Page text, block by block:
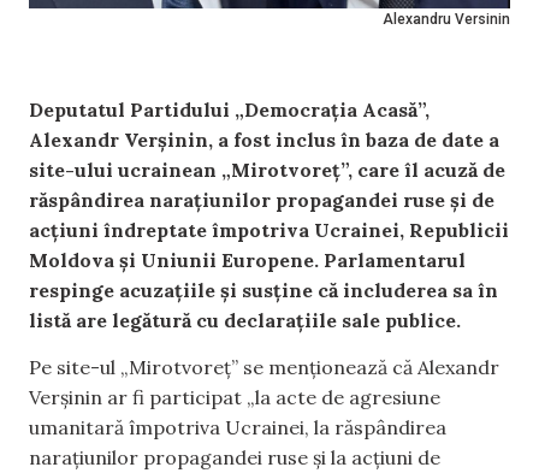
Alexandru Versinin
Deputatul Partidului „Democrația Acasă”,
Alexandr Verșinin, a fost inclus în baza de date a
site-ului ucrainean „Mirotvoreț”, care îl acuză de
răspândirea narațiunilor propagandei ruse și de
acțiuni îndreptate împotriva Ucrainei, Republicii
Moldova și Uniunii Europene. Parlamentarul
respinge acuzațiile și susține că includerea sa în
listă are legătură cu declarațiile sale publice.
Pe site-ul „Mirotvoreț” se menționează că Alexandr
Verșinin ar fi participat „la acte de agresiune
umanitară împotriva Ucrainei, la răspândirea
narațiunilor propagandei ruse și la acțiuni de